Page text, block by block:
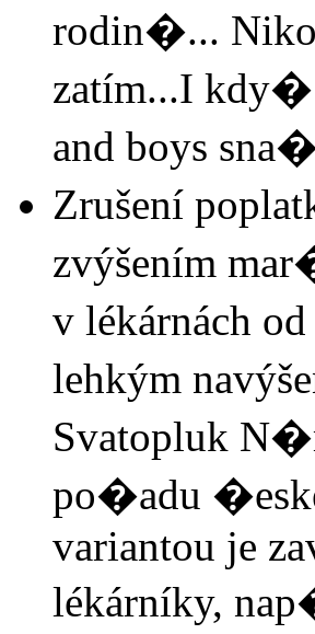
rodin�...
zatím...I kdy�
and boys
Zrušení
zvýšením
v lékárnách
lehkým
Svatopluk
po�adu
variantou je
lékárníky,